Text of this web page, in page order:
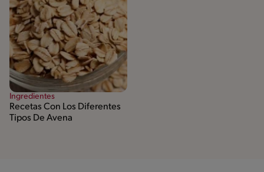
Ingredientes
Recetas Con Los Diferentes
Tipos De Avena